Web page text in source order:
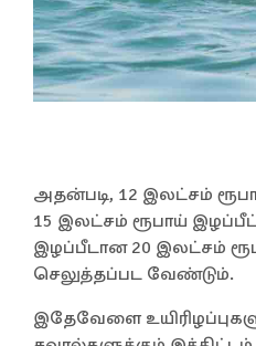
அதன்படி, 12 இலட்சம்
15 இலட்சம் ரூபாய்
இழப்பீடான 20 இலட்சம்
செலுத்தப்பட வேண்டும்.
இதேவேளை